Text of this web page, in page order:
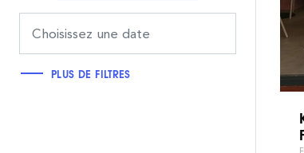
PLUS DE FILTRES